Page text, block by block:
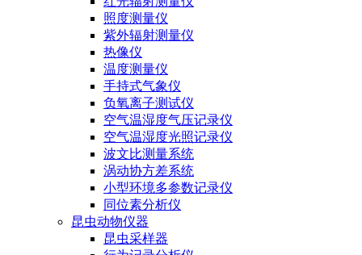
照度测量仪
紫外辐射测量仪
热像仪
温度测量仪
手持式气象仪
负氧离子测试仪
空气温湿度气压记录仪
空气温湿度光照记录仪
波文比测量系统
涡动协方差系统
小型环境多参数记录仪
同位素分析仪
昆虫动物仪器
昆虫采样器